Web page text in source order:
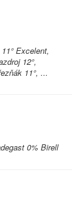
Excelent,
12°,
11°, ...
0% Birell